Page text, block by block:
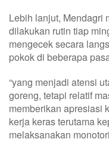
Lebih lanjut, Mendagri
dilakukan rutin tiap
mengecek secara
pokok di beberapa
“yang menjadi atensi
goreng, tetapi relatif
memberikan apresiasi
kerja keras terutama
melaksanakan